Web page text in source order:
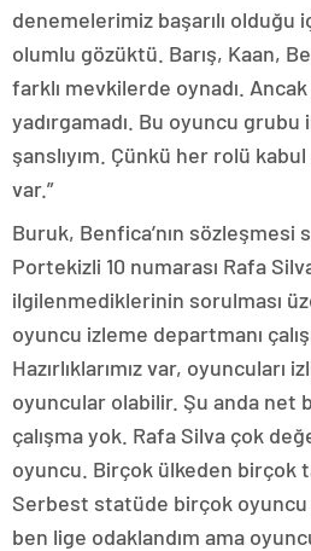
denemelerimiz başarılı olduğu
olumlu gözüktü. Barış, Kaan,
farklı mevkilerde oynadı.
yadırgamadı. Bu oyuncu grubu
şanslıyım. Çünkü her rolü
var.”
Buruk, Benfica’nın sözleşmesi
Portekizli 10 numarası Rafa
ilgilenmediklerinin sorulması
oyuncu izleme departmanı
Hazırlıklarımız var, oyuncuları
oyuncular olabilir. Şu anda net
çalışma yok. Rafa Silva çok
oyuncu. Birçok ülkeden birçok
Serbest statüde birçok oyuncu
ben lige odaklandım ama